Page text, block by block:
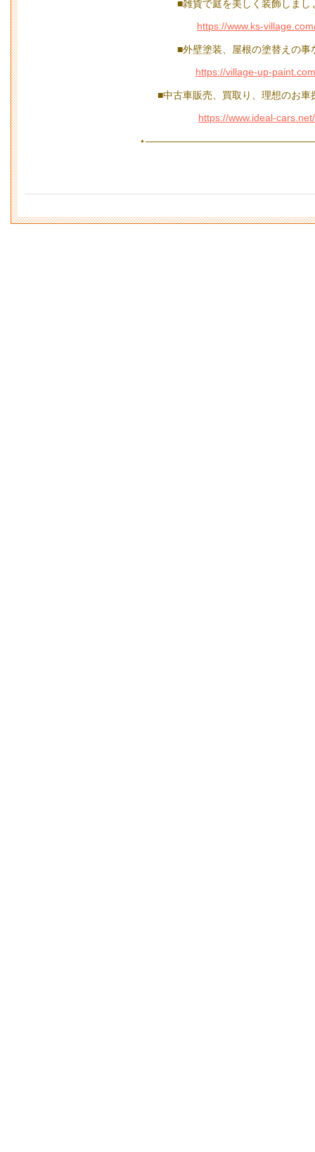
■雑貨で庭を美しく装飾しまし
https://www.ks-
■外壁塗装、屋根の塗替えの事
https://village-up-
■中古車販売、買取り、理想のお車
https://www.ideal-cars.net/